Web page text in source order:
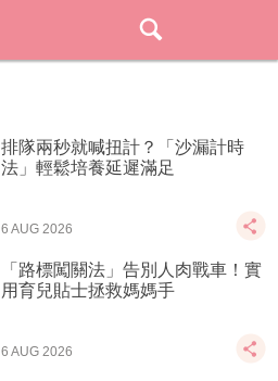
排隊兩秒就喊扭計？「沙漏計時
法」輕鬆培養延遲滿足
6 AUG 2026
「路標闖關法」告別人肉戰車！實
用育兒貼士拯救媽媽手
6 AUG 2026